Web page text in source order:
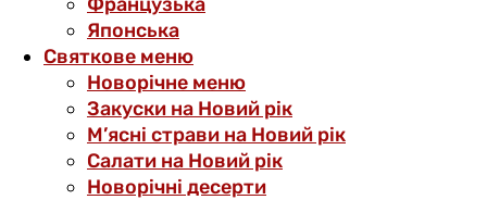
Японська
Святкове меню
Новорічне меню
Закуски на Новий рік
М’ясні страви на Новий рік
Салати на Новий рік
Новорічні десерти